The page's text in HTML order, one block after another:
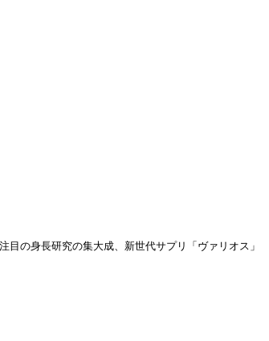
目の身長研究の集大成、新世代サプリ「ヴァリオス」